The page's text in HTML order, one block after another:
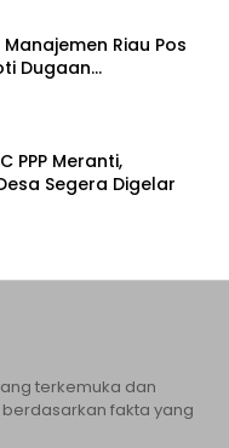
Riau Pos
Dugaan
PPP Meranti,
Segera Digelar
terkemuka dan
fakta yang